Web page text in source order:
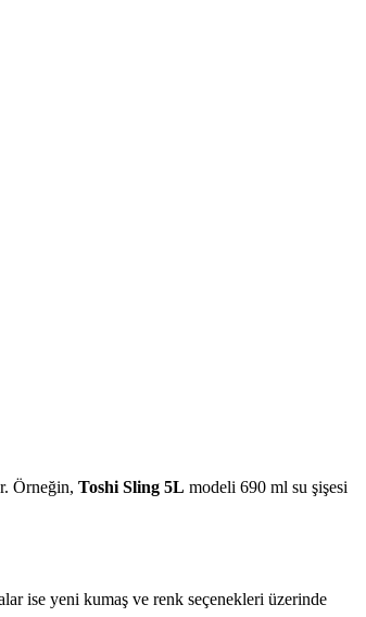
Örneğin, Toshi Sling 5L modeli 690 ml su şişesi
ise yeni kumaş ve renk seçenekleri üzerinde